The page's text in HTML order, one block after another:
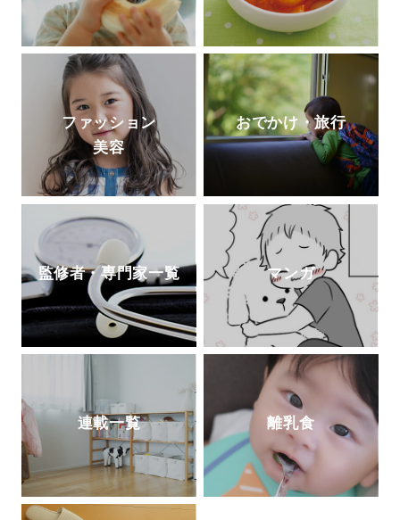
ファッション
美容
おでかけ・旅行
監修者・専門家一覧 マンガ
連載一覧 離乳食